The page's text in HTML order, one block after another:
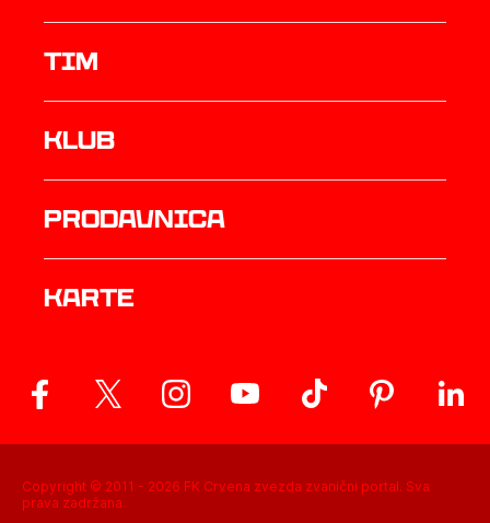
TIM
Klub
prodavnica
Karte
Copyright © 2011 - 2026 FK Crvena zvezda zvanični portal. Sva
prava zadržana.